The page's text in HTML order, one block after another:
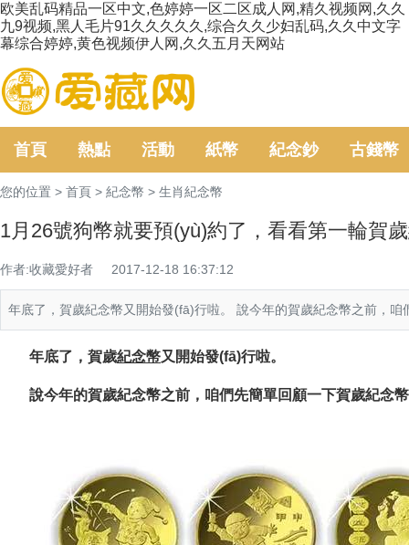
欧美乱码精品一区中文,色婷婷一区二区成人网,精久视频网,久久
九9视频,黑人毛片91久久久久久,综合久久少妇乱码,久久中文字
幕综合婷婷,黄色视频伊人网,久久五月天网站
首頁 熱點 活動 紙幣 紀念鈔 古錢幣
您的位置 > 首頁 > 紀念幣 > 生肖紀念幣
1月26號狗幣就要預(yù)約了，看看第一輪賀
作者:收藏愛好者 2017-12-18 16:37:12
年底了，賀歲紀念幣又開始發(fā)行啦。 說今年的賀歲紀念幣之前
年底了，賀歲紀念幣又開始發(fā)行啦。
說今年的賀歲紀念幣之前，咱們先簡單回顧一下賀歲紀念幣的